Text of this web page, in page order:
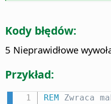
Kody błędów:
5 Nieprawidłowe
Przykład:
REM Zwraca